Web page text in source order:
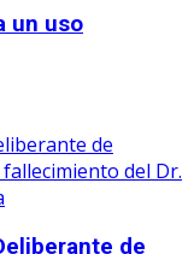
un uso
de